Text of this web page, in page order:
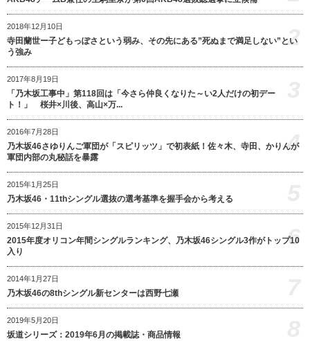
2018年12月10日
寺田蘭世ー子どもっぽさという弱み、その先にある”死ぬまで満足しない”とい
う強み
2
2017年8月19日
「乃木坂工事中」第118回は「今さら仲良くなりた～い2人だけの初デー
ト！」 桜井×川後、高山×万...
2016年7月28日
乃木坂46さゆりんご軍団が「スピリッツ」で初表紙！佐々木、寺田、かりんが
軍団内部の丸秘話を暴露
4
2015年1月25日
乃木坂46・11thシングル選抜の選考基準を握手会から考える
2015年12月31日
2015年度オリコン年間シングルランキング、乃木坂46シングル3作がトップ10
入り
6
2014年1月27日
乃木坂46の8thシングル新センターは西野七瀬
2019年5月20日
坂道シリーズ：2019年6月の掲載誌・商品情報